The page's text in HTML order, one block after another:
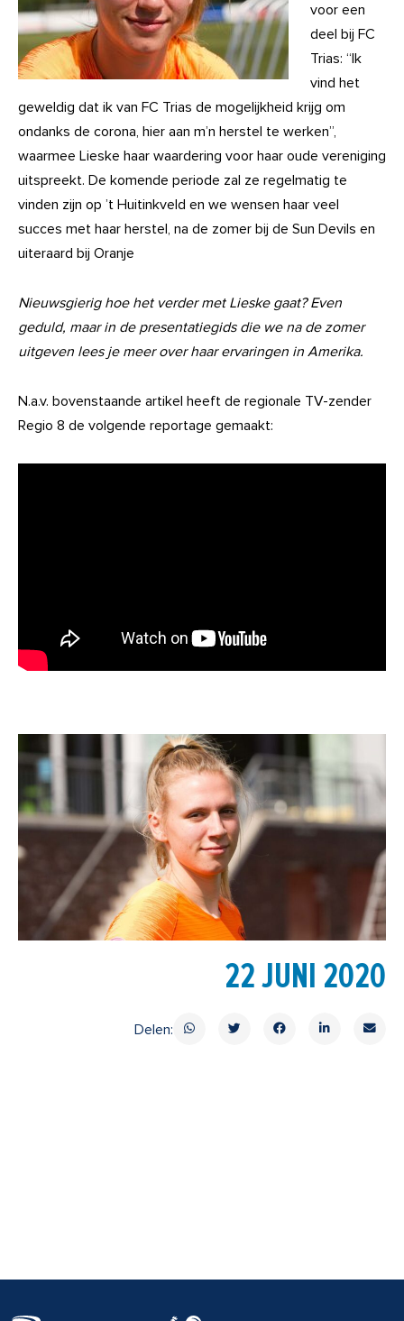
voor een
deel bij FC
Trias: “Ik
vind het
geweldig dat ik van FC Trias de mogelijkheid krijg om
ondanks de corona, hier aan m’n herstel te werken”,
waarmee Lieske haar waardering voor haar oude vereniging
uitspreekt. De komende periode zal ze regelmatig te
vinden zijn op ’t Huitinkveld en we wensen haar veel
succes met haar herstel, na de zomer bij de Sun Devils en
uiteraard bij Oranje
Nieuwsgierig hoe het verder met Lieske gaat? Even
geduld, maar in de presentatiegids die we na de zomer
uitgeven lees je meer over haar ervaringen in Amerika.
N.a.v. bovenstaande artikel heeft de regionale TV-zender
Regio 8 de volgende reportage gemaakt:
22 JUNI 2020
Delen: